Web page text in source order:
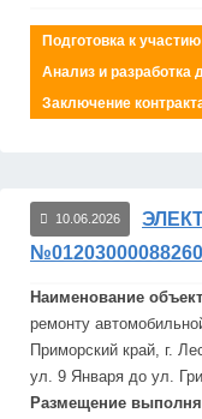
Подготовка к участию
Анализ и разработка
Заключение
10.06.2026
Наименование
ремонту
Приморский край, г.
ул. 9 Января до ул.
Размещение